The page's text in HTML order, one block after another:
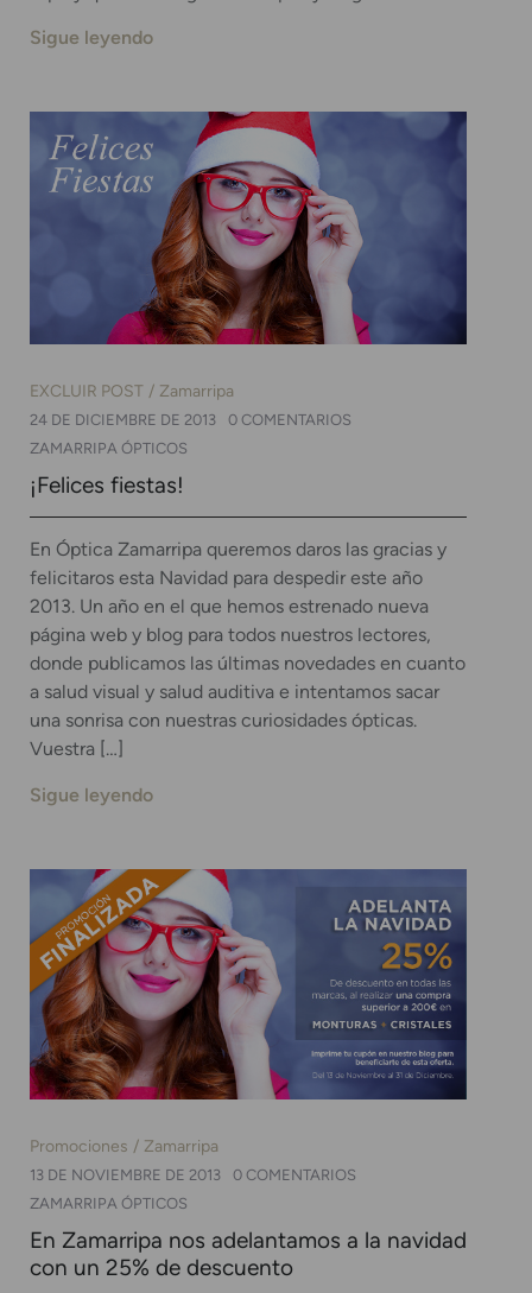
Sigue leyendo
EXCLUIR POST Zamarripa
24 DE DICIEMBRE DE 2013
0 COMENTARIOS
ZAMARRIPA ÓPTICOS
¡Felices fiestas!
En Óptica Zamarripa queremos daros las gracias y
felicitaros esta Navidad para despedir este año
2013. Un año en el que hemos estrenado nueva
página web y blog para todos nuestros lectores,
donde publicamos las últimas novedades en cuanto
a salud visual y salud auditiva e intentamos sacar
una sonrisa con nuestras curiosidades ópticas.
Vuestra […]
Sigue leyendo
Promociones Zamarripa
13 DE NOVIEMBRE DE 2013
0 COMENTARIOS
ZAMARRIPA ÓPTICOS
En Zamarripa nos adelantamos a la navidad
con un 25% de descuento